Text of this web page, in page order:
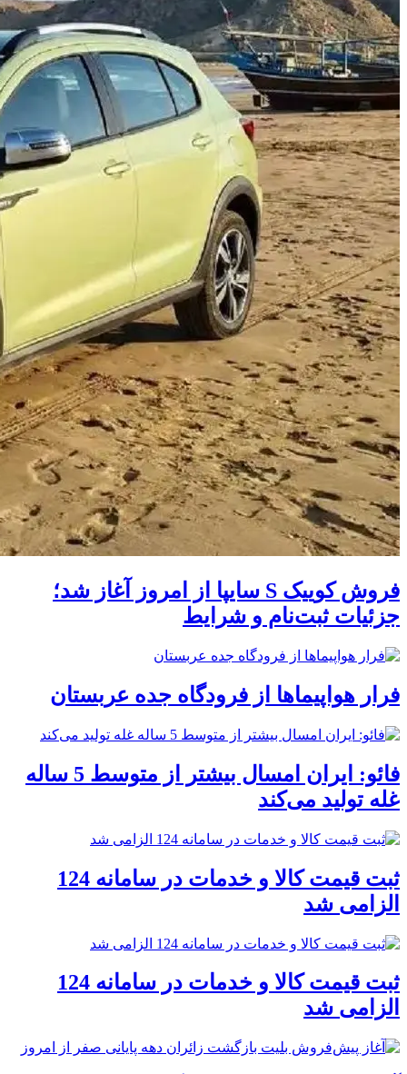
فروش کوییک S سایپا از امروز آغاز شد؛
جزئیات ثبت‌نام و شرایط
فرار هواپیماها از فرودگاه جده عربستان
فائو: ایران امسال بیشتر از متوسط 5 ساله
غله تولید می‌کند
ثبت قیمت کالا و خدمات در سامانه 124
الزامی شد
ثبت قیمت کالا و خدمات در سامانه 124
الزامی شد